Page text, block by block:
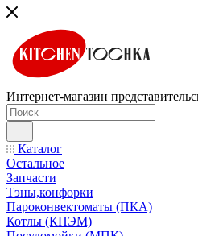
Интернет-магазин
Каталог
Остальное
Запчасти
Тэны,конфорки
Пароконвектоматы (ПКА)
Котлы (КПЭМ)